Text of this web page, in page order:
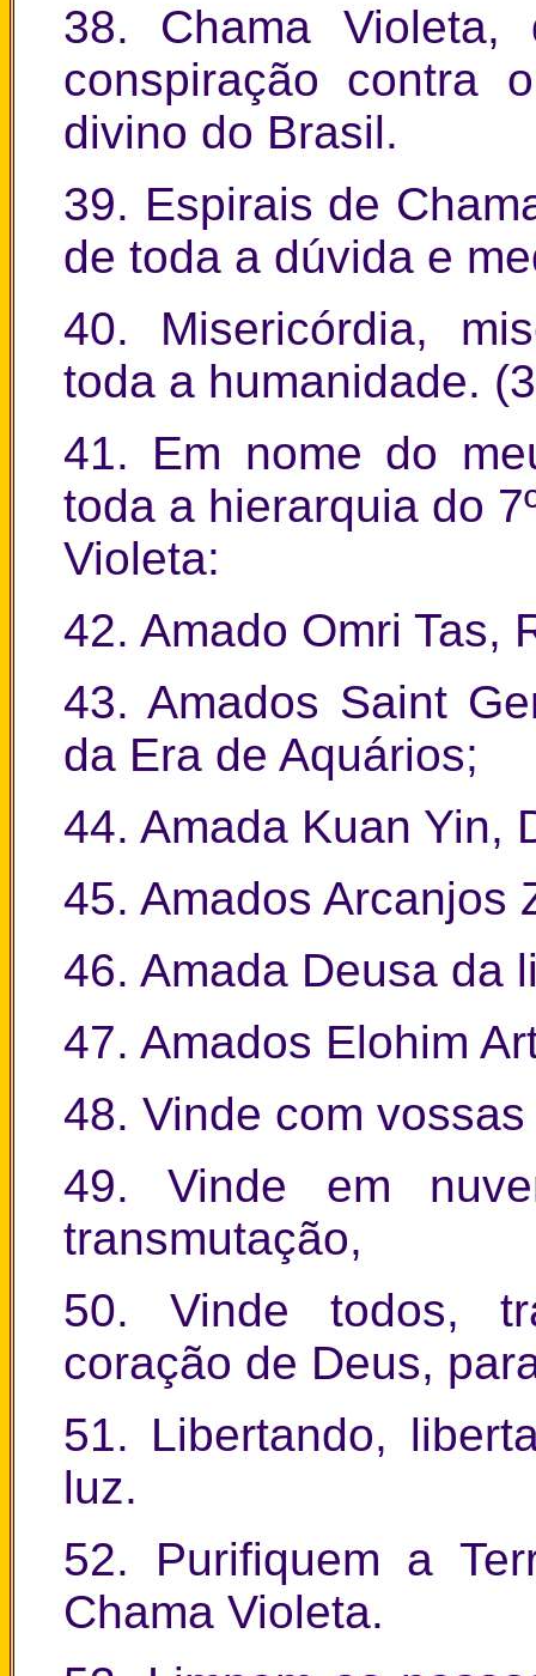
38. Chama
conspiração contra
divino do Brasil.
39. Espirais de
de toda a dúvida e
40. Misericórdia,
toda a humanidade.
41. Em nome do
toda a hierarquia do
Violeta:
42. Amado Omri Tas,
43. Amados Saint
da Era de Aquários;
44. Amada Kuan Yin,
45. Amados Arcanjos
46. Amada Deusa da
47. Amados Elohim
48. Vinde com
49. Vinde em
transmutação,
50. Vinde todos,
coração de Deus,
51. Libertando,
luz.
52. Purifiquem a
Chama Violeta.